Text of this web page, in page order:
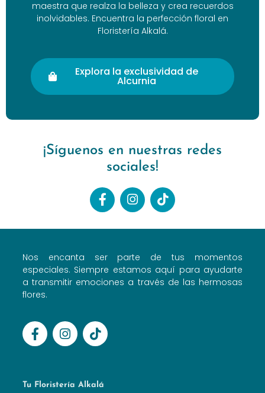
maestra que realza la belleza y crea recuerdos
inolvidables. Encuentra la perfección floral en
Floristería Alkalá.
Explora la exclusividad de
Alcurnia
¡Síguenos en nuestras redes
sociales!
Nos encanta ser parte de tus momentos
especiales. Siempre estamos aquí para ayudarte
a transmitir emociones a través de las hermosas
flores.
Tu Floristería Alkalá